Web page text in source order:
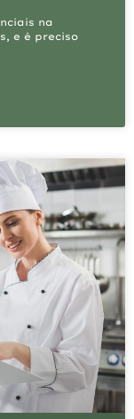
na
e é preciso